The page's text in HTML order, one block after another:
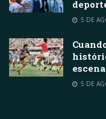
5 DE
5 DE